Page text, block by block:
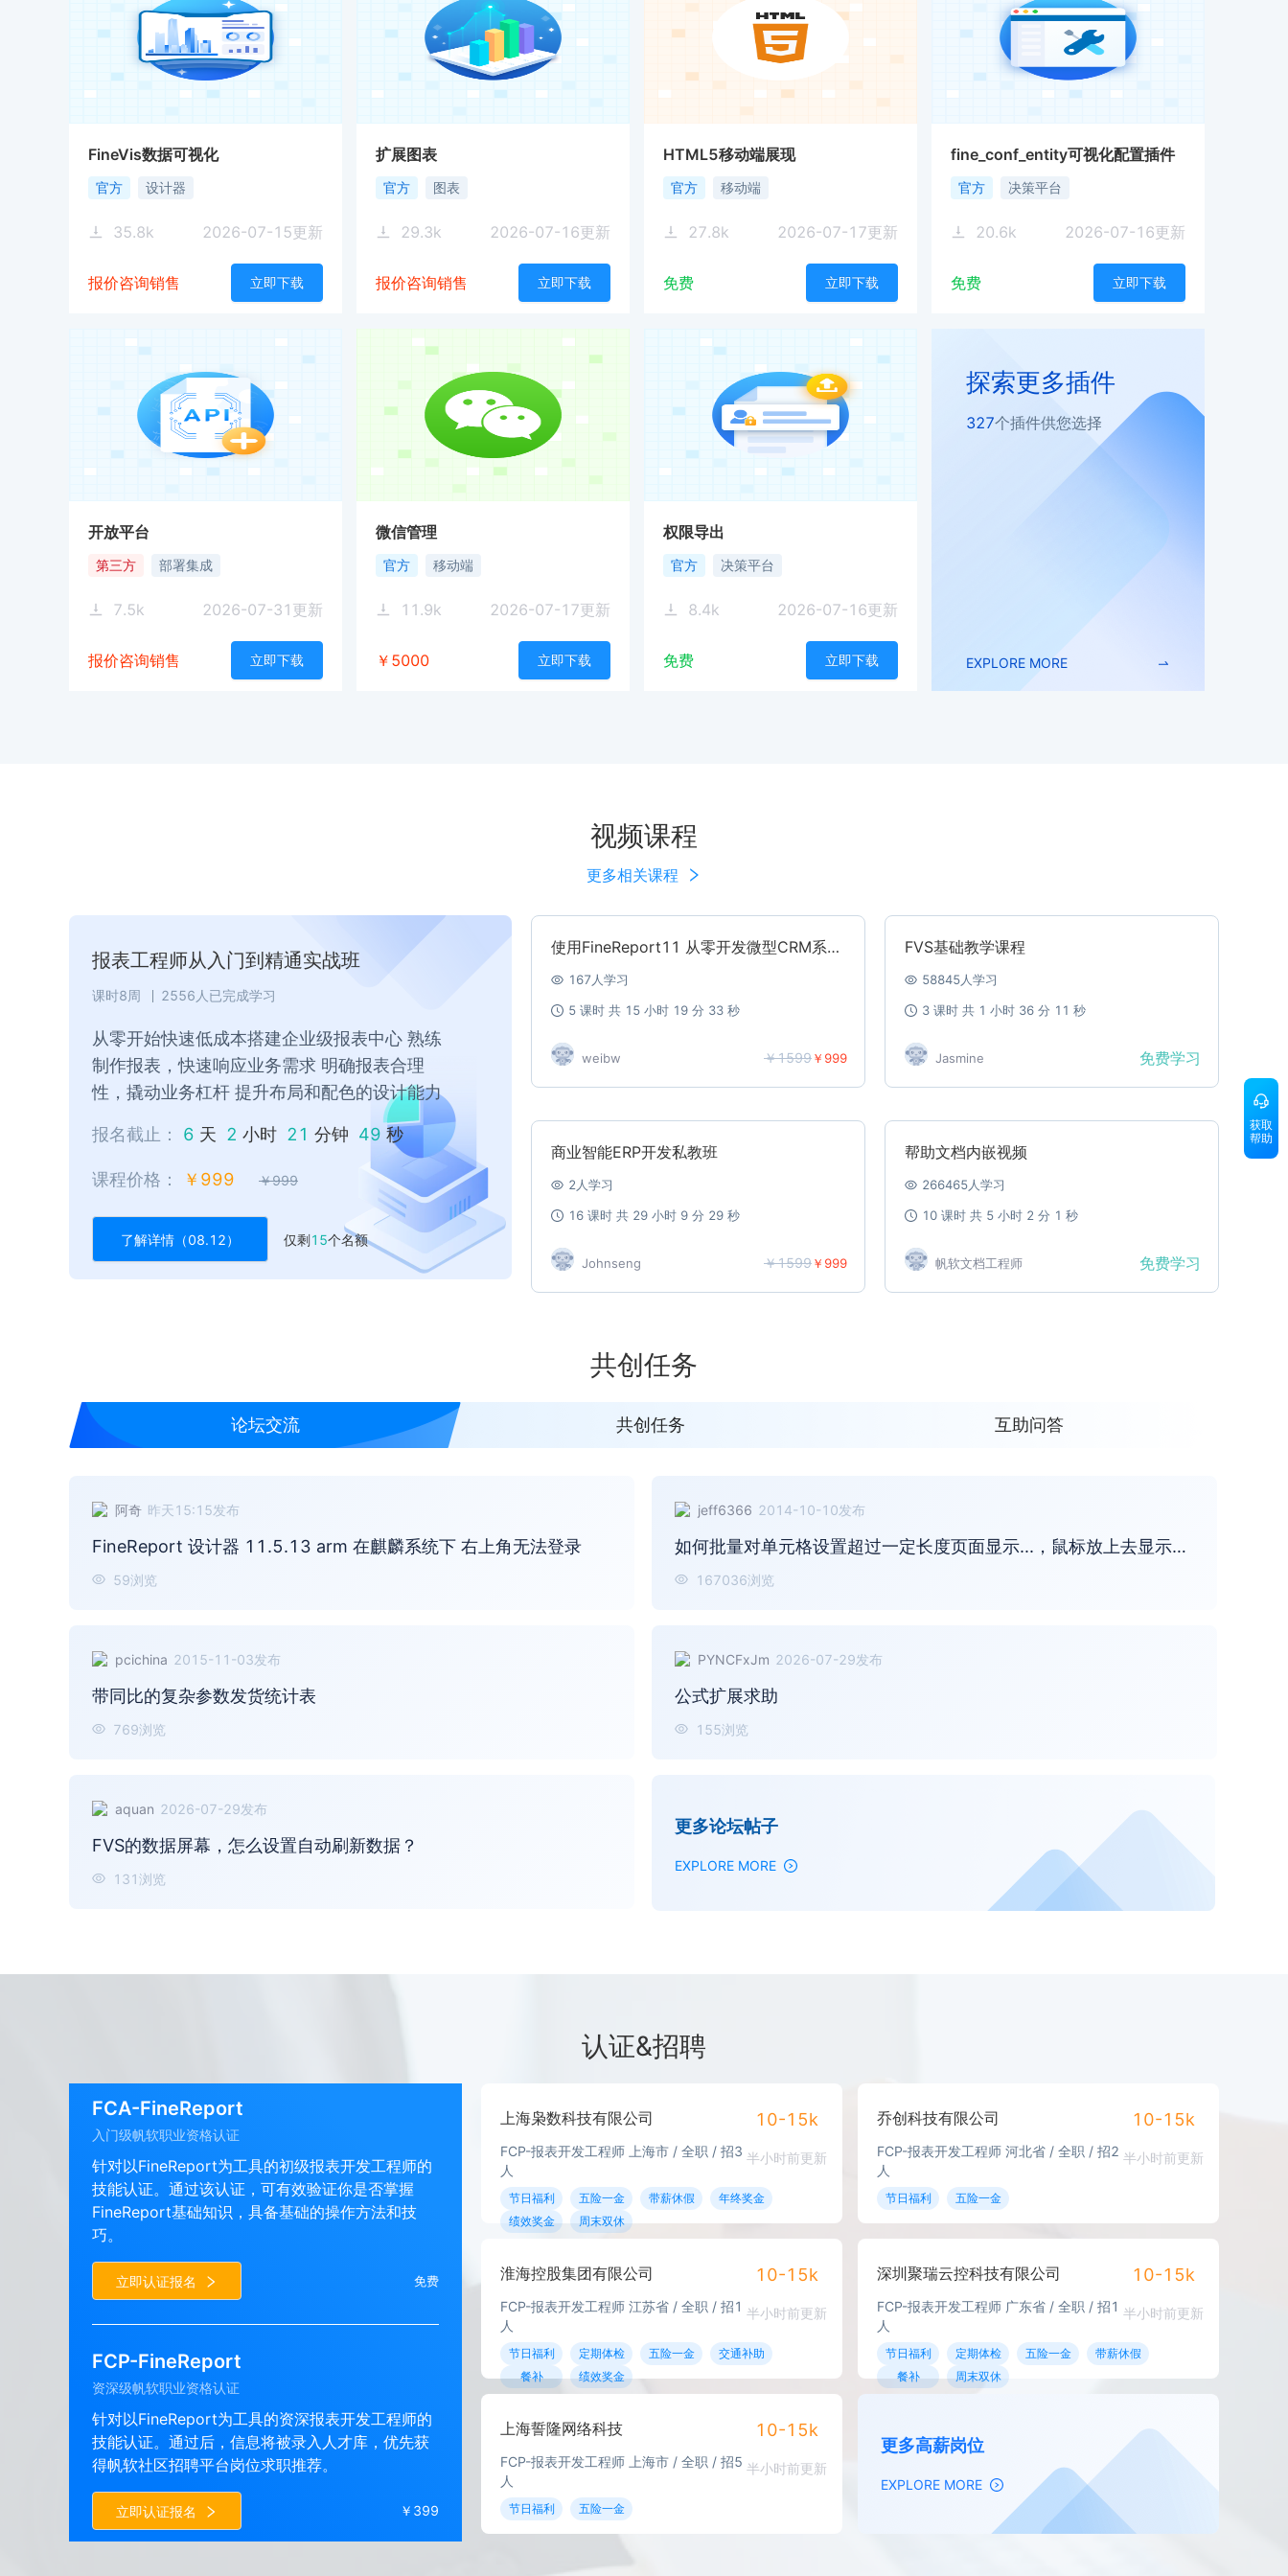
FineVis数据可视化
官方 设计器
35.8k 2026-07-15更新
报价咨询销售 立即下载
扩展图表
官方 图表
29.3k 2026-07-16更新
报价咨询销售 立即下载
HTML5移动端展现
官方 移动端
27.8k 2026-07-17更新
免费 立即下载
fine_conf_entity可视化配置插件
官方 决策平台
20.6k 2026-07-16更新
免费 立即下载
开放平台
第三方 部署集成
7.5k 2026-07-31 更新
报价咨询销售 立即下载
微信管理
官方 移动端
11.9k 2026-07-17更新
￥5000 立即下载
权限导出
官方 决策平台
8.4k 2026-07-16更新
免费 立即下载
探索更多插件
327个插件供您选择
EXPLORE MORE
视频课程
更多相关课程
报表工程师从入门到精通实战班
课时8周 2556 人已完成学习
从零开始快速低成本搭建企业级报表中心 熟练
制作报表，快速响应业务需求 明确报表合理
性，撬动业务杠杆 提升布局和配色的设计能力
报名截止： 6 天 2 小时 21 分钟 48 秒
课程价格： ￥ 999 ￥999
了解详情（08.12） 仅剩15个名额
使用FineReport11 从零开发微型CRM系统【添加微信购买，只需799】
167人学习
5 课时 共 15 小时 19 分 33 秒
weibw ￥1599￥999
FVS基础教学课程
58845人学习
3 课时 共 1 小时 36 分 11 秒
Jasmine 免费学习
商业智能ERP开发私教班
2 人学习
16 课时 共 29 小时 9 分 29 秒
Johnseng ￥1599￥999
帮助文档内嵌视频
266465人学习
10 课时 共 5 小时 2 分 1 秒
帆软文档工程师 免费学习
共创任务
论坛交流 共创任务 互助问答
阿奇 昨天15:15发布
FineReport 设计器 11.5.13 arm 在麒麟系统下 右上角无法登录
59浏览
jeff6366 2014-10-10发布
如何批量对单元格设置超过一定长度页面显示...，鼠标放上去显示全部值
167036浏览
pcichina 2015-11-03发布
带同比的复杂参数发货统计表
769浏览
PYNCFxJm 2026-07-29发布
公式扩展求助
155浏览
aquan 2026-07-29发布
FVS的数据屏幕，怎么设置自动刷新数据？
131浏览
更多论坛帖子
EXPLORE MORE
认证&招聘
FCA-FineReport
入门级帆软职业资格认证
针对以FineReport为工具的初级报表开发工程师的
技能认证。通过该认证，可有效验证你是否掌握
FineReport基础知识，具备基础的操作方法和技
巧。
立即认证报名 免费
FCP-FineReport
资深级帆软职业资格认证
针对以FineReport为工具的资深报表开发工程师的
技能认证。通过后，信息将被录入人才库，优先获
得帆软社区招聘平台岗位求职推荐。
立即认证报名 ￥399
上海枭数科技有限公司
FCP-报表开发工程师 上海市 / 全职 / 招3
人
10-15k
半小时前更新
节日福利 五险一金 带薪休假
年终奖金
绩效奖金
周末双休
乔创科技有限公司
FCP-报表开发工程师 河北省 / 全职 / 招2
人
10-15k
半小时前更新
节日福利 五险一金
淮海控股集团有限公司
FCP-报表开发工程师 江苏省 / 全职 / 招1
人
10-15k
半小时前更新
节日福利 定期体检 五险一金
交通补助
餐补
绩效奖金
深圳聚瑞云控科技有限公司
FCP-报表开发工程师 广东省 / 全职 / 招1
人
10-15k
半小时前更新
节日福利 定期体检 五险一金
带薪休假
餐补
周末双休
上海誓隆网络科技
FCP-报表开发工程师 上海市 / 全职 / 招5
人
10-15k
半小时前更新
节日福利 五险一金
更多高薪岗位
EXPLORE MORE
获取
帮助